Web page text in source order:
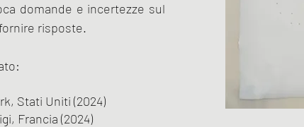
domande e incertezze sul
risposte.
Stati Uniti (2024)
Francia (2024)